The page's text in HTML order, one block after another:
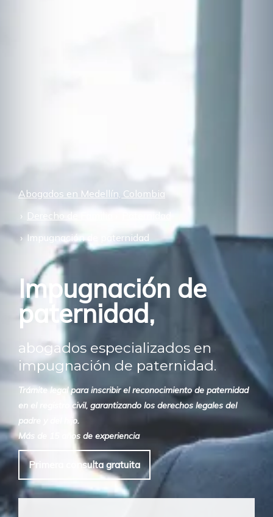
Abogados en Medellín, Colombia
Derecho de Familia
Paternidad
Impugnación de paternidad
Impugnación de
paternidad,
abogados especializados en
impugnación de paternidad.
Trámite legal para inscribir el reconocimiento de paternidad
en el registro civil, garantizando los derechos legales del
padre y del hijo.
Más de 15 años de experiencia
Primera consulta gratuita